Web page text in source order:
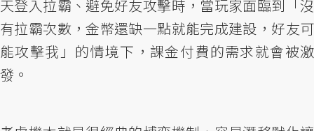
天登入拉霸、避免好友攻擊時，當玩家面臨到「沒
有拉霸次數，金幣還缺一點就能完成建設，好友可
能攻擊我」的情境下，課金付費的需求就會被激
發。